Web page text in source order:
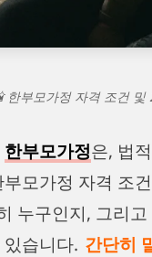
한부모가정 자격 조건
한부모가정은, 법
모가정 자격 조
누구인지, 그리
습니다. 간단히